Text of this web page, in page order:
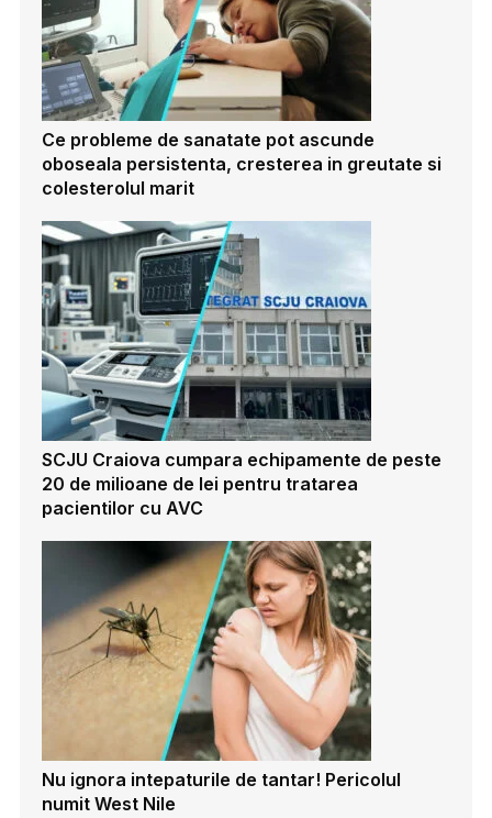
Ce probleme de sanatate pot ascunde
oboseala persistenta, cresterea in greutate si
colesterolul marit
SCJU Craiova cumpara echipamente de peste
20 de milioane de lei pentru tratarea
pacientilor cu AVC
Nu ignora intepaturile de tantar! Pericolul
numit West Nile